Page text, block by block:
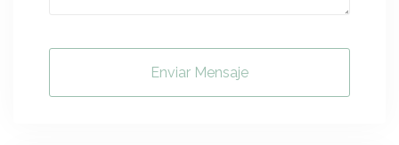
Enviar Mensaje